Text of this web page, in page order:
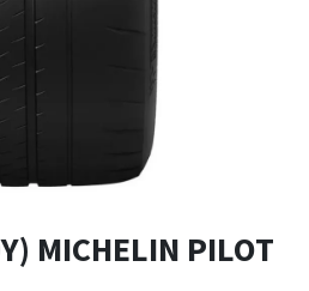
MICHELIN PILOT